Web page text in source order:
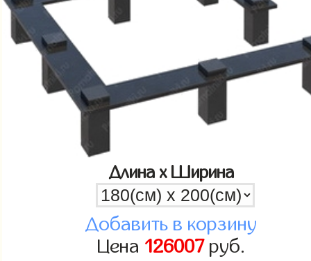
Длина x Ширина
Добавить в корзину
Цена 126007руб.